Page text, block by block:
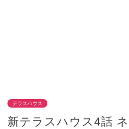
テラスハウス
新テラスハウス4話